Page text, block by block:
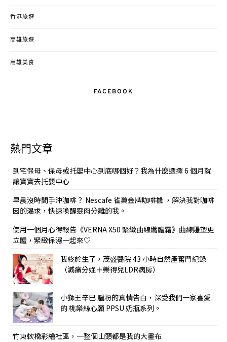
香港旅遊
高雄旅遊
高雄美食
FACEBOOK
熱門文章
到宅保母、保母或托嬰中心到底哪個好？我為什麼選擇 6 個月就
讓寶寶去托嬰中心
早晨沒時間手沖咖啡？ Nescafe 雀巢金牌咖啡機 ，解決我對咖啡
因的渴求，快速喚醒靈肉分離的我。
使用一個月心得報告《VERNA X50 緊緻曲線纖體霜》曲線雕塑更
立體，緊緻保濕一起來♡
我終於生了，茂盛醫院 43 小時自然產奮鬥紀錄
（減痛分娩＋樂得兒LDR病房）
小獅王辛巴 腦粉的真情告白，深受我們一家喜愛
的 桃樂絲心願 PPSU 奶瓶系列。
竹東軟橋彩繪社區，一整個山頭都是我的大畫布